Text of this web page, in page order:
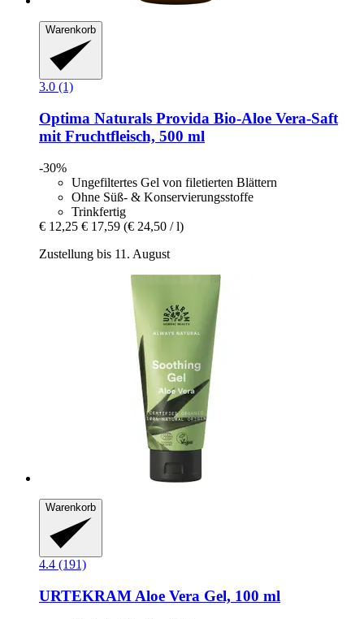
Warenkorb
3.0 (1)
Optima Naturals Provida Bio-​Aloe Vera-​Saft
mit Fruchtfleisch, 500 ml
-30%
Ungefiltertes Gel von filetierten Blättern
Ohne Süß- & Konservierungsstoffe
Trinkfertig
€ 12,25 € 17,59 (€ 24,50 / l)
Zustellung bis 11. August
Warenkorb
4.4 (191)
URTEKRAM Aloe Vera Gel, 100 ml